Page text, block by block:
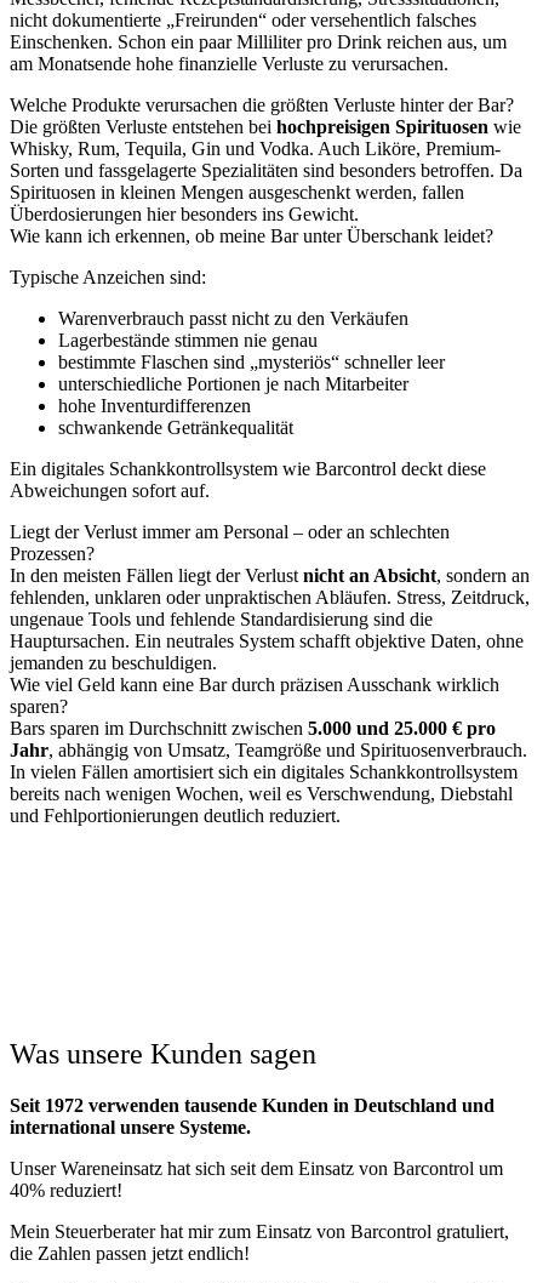
nicht dokumentierte „Freirunden“ oder versehentlich falsches
Einschenken. Schon ein paar Milliliter pro Drink reichen aus, um
am Monatsende hohe finanzielle Verluste zu verursachen.
Welche Produkte verursachen die größten Verluste hinter der Bar?
Die größten Verluste entstehen bei hochpreisigen Spirituosen wie
Whisky, Rum, Tequila, Gin und Vodka. Auch Liköre, Premium-
Sorten und fassgelagerte Spezialitäten sind besonders betroffen. Da
Spirituosen in kleinen Mengen ausgeschenkt werden, fallen
Überdosierungen hier besonders ins Gewicht.
Wie kann ich erkennen, ob meine Bar unter Überschank leidet?
Typische Anzeichen sind:
Warenverbrauch passt nicht zu den Verkäufen
Lagerbestände stimmen nie genau
bestimmte Flaschen sind „mysteriös“ schneller leer
unterschiedliche Portionen je nach Mitarbeiter
hohe Inventurdifferenzen
schwankende Getränkequalität
Ein digitales Schankkontrollsystem wie Barcontrol deckt diese
Abweichungen sofort auf.
Liegt der Verlust immer am Personal – oder an schlechten
Prozessen?
In den meisten Fällen liegt der Verlust nicht an Absicht, sondern an
fehlenden, unklaren oder unpraktischen Abläufen. Stress, Zeitdruck,
ungenaue Tools und fehlende Standardisierung sind die
Hauptursachen. Ein neutrales System schafft objektive Daten, ohne
jemanden zu beschuldigen.
Wie viel Geld kann eine Bar durch präzisen Ausschank wirklich
sparen?
Bars sparen im Durchschnitt zwischen 5.000 und 25.000 € pro
Jahr, abhängig von Umsatz, Teamgröße und Spirituosenverbrauch.
In vielen Fällen amortisiert sich ein digitales Schankkontrollsystem
bereits nach wenigen Wochen, weil es Verschwendung, Diebstahl
und Fehlportionierungen deutlich reduziert.
Was unsere Kunden sagen
Seit 1972 verwenden tausende Kunden in Deutschland und
international unsere Systeme.
Unser Wareneinsatz hat sich seit dem Einsatz von Barcontrol um
40% reduziert!
Mein Steuerberater hat mir zum Einsatz von Barcontrol gratuliert,
die Zahlen passen jetzt endlich!